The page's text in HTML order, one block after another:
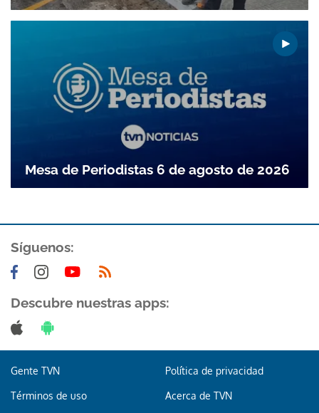
Gracias por suscribirte a nuestro boletín.
Mesa de Periodistas 6 de agosto de 2026
Síguenos:
Descubre nuestras apps:
Gente TVN Política de privacidad
Términos de uso Acerca de TVN